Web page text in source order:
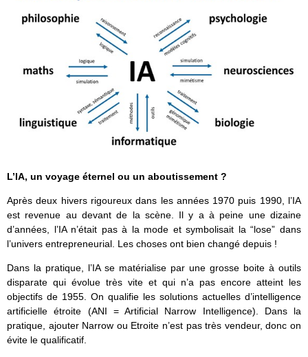
L’IA, un voyage éternel ou un aboutissement ?
Après deux hivers rigoureux dans les années 1970 puis 1990, l’IA
est revenue au devant de la scène. Il y a à peine une dizaine
d’années, l’IA n’était pas à la mode et symbolisait la “lose” dans
l’univers entrepreneurial. Les choses ont bien changé depuis !
Dans la pratique, l’IA se matérialise par une grosse boite à outils
disparate qui évolue très vite et qui n’a pas encore atteint les
objectifs de 1955. On qualifie les solutions actuelles d’intelligence
artificielle étroite (ANI = Artificial Narrow Intelligence). Dans la
pratique, ajouter Narrow ou Etroite n’est pas très vendeur, donc on
évite le qualificatif.